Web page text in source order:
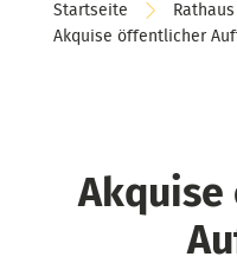
Startseite
Rathaus
Akquise öffentlicher